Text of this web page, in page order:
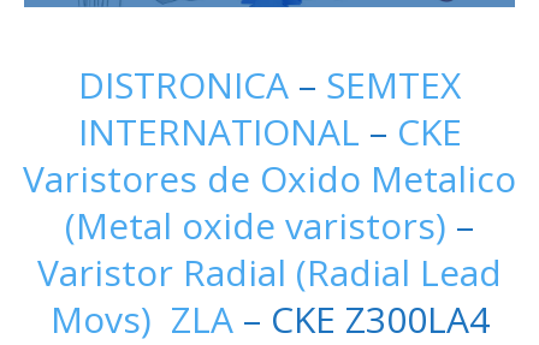
DISTRONICA – SEMTEX
INTERNATIONAL – CKE
Varistores de Oxido Metalico
(Metal oxide varistors) –
Varistor Radial (Radial Lead
Movs) ZLA– CKE Z300LA4